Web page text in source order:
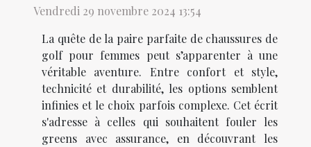
Vendredi 29 novembre 2024 13:54
La quête de la paire parfaite de chaussures de
golf pour femmes peut s’apparenter à une
véritable aventure. Entre confort et style,
technicité et durabilité, les options semblent
infinies et le choix parfois complexe. Cet écrit
s'adresse à celles qui souhaitent fouler les
greens avec assurance, en découvrant les